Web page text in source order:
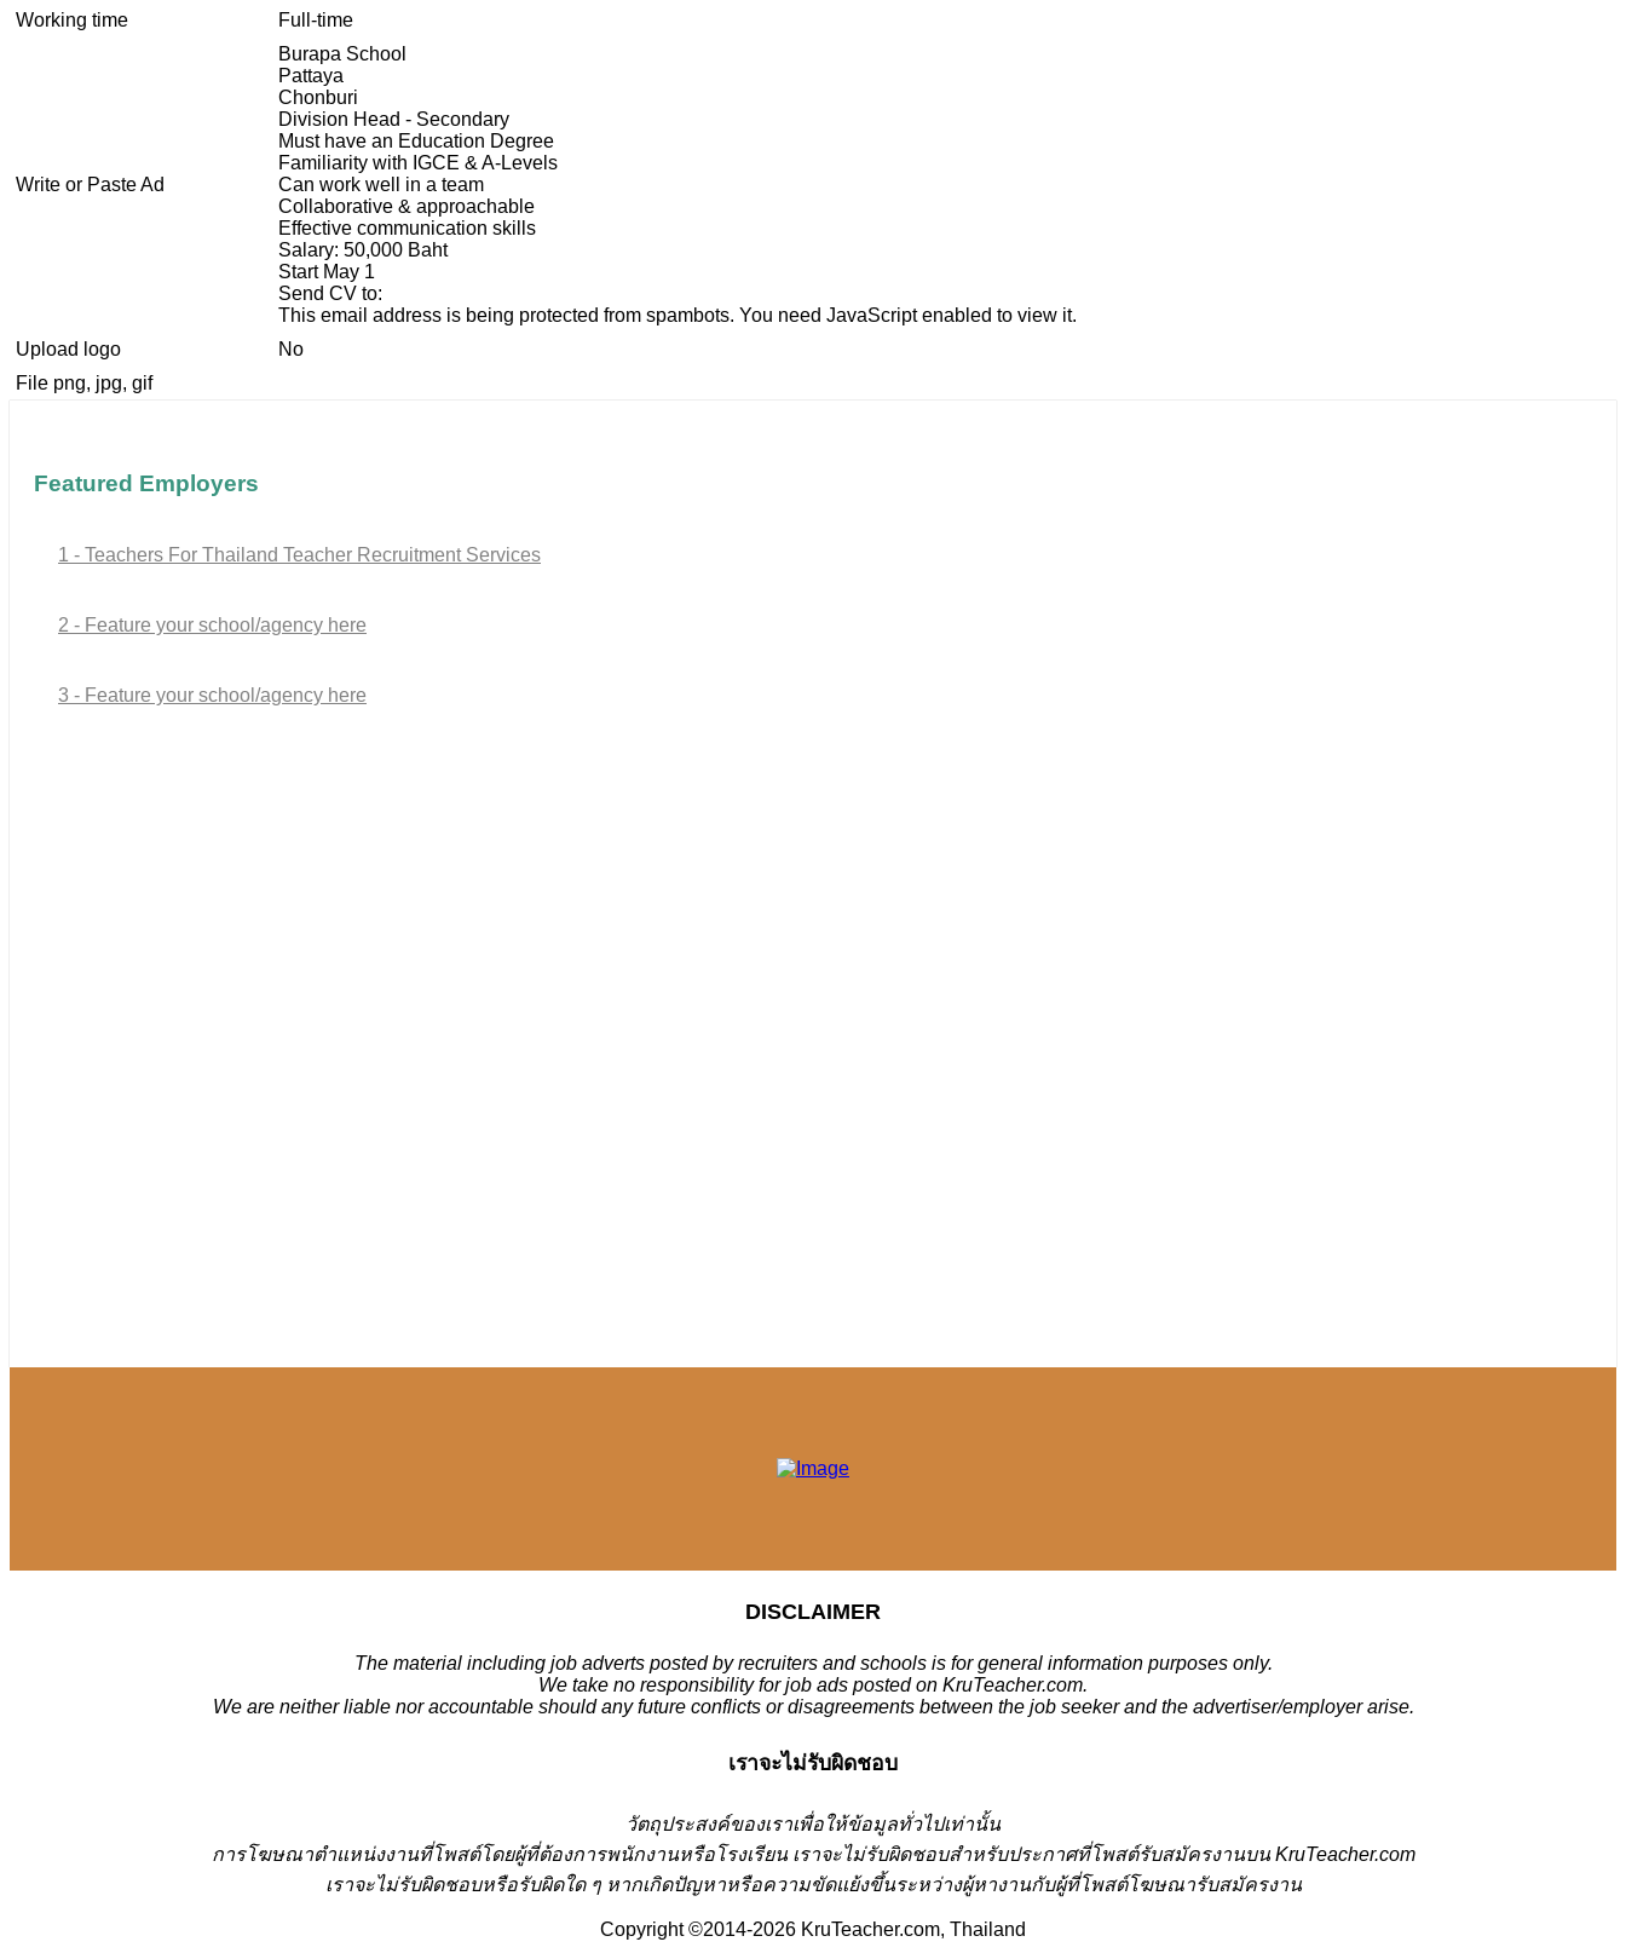
Working time
Full-time
Write or Paste Ad
Burapa School
Pattaya
Chonburi
Division Head - Secondary
Must have an Education Degree
Familiarity with IGCE & A-Levels
Can work well in a team
Collaborative & approachable
Effective communication skills
Salary: 50,000 Baht
Start May 1
Send CV to:
This email address is being protected from spambots. You need JavaScript enabled to view it.
Upload logo
No
File png, jpg, gif
Featured Employers
1 - Teachers For Thailand Teacher Recruitment Services
2 - Feature your school/agency here
3 - Feature your school/agency here
DISCLAIMER
The material including job adverts posted by recruiters and schools is for general information purposes only.
We take no responsibility for job ads posted on KruTeacher.com.
We are neither liable nor accountable should any future conflicts or disagreements between the job seeker and the advertiser/employer arise.
เราจะไม่รับผิดชอบ
วัตถุประสงค์ของเราเพื่อให้ข้อมูลทั่วไปเท่านั้น
การโฆษณาตำแหน่งงานที่โพสต์โดยผู้ที่ต้องการพนักงานหรือโรงเรียน เราจะไม่รับผิดชอบสำหรับประกาศที่โพสต์รับสมัครงานบน KruTeacher.com
เราจะไม่รับผิดชอบหรือรับผิดใด ๆ หากเกิดปัญหาหรือความขัดแย้งขึ้นระหว่างผู้หางานกับผู้ที่โพสต์โฆษณารับสมัครงาน
Copyright ©2014-2026 KruTeacher.com, Thailand